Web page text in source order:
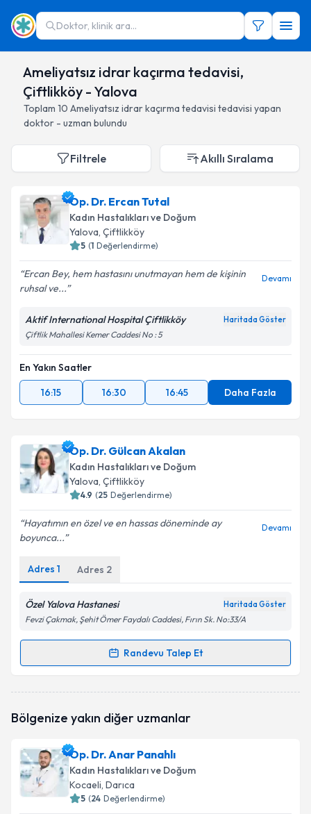
Doktor, klinik ara...
Ameliyatsız idrar kaçırma tedavisi,
Çiftlikköy - Yalova
Toplam 10 Ameliyatsız idrar kaçırma tedavisi tedavisi yapan
doktor - uzman bulundu
Filtrele Akıllı Sıralama
Op. Dr. Ercan Tutal
Kadın Hastalıkları ve Doğum
Yalova, Çiftlikköy
5 (1 Değerlendirme)
Ercan Bey, hem hastasını unutmayan hem de kişinin
ruhsal ve...
Devamı
Aktif International Hospital Çiftlikköy Haritada Göster
Çiftlik Mahallesi Kemer Caddesi No : 5
En Yakın Saatler
16:15
16:30 16:45 Daha Fazla
Op. Dr. Gülcan Akalan
Kadın Hastalıkları ve Doğum
Yalova, Çiftlikköy
4.9 (25 Değerlendirme)
Hayatımın en özel ve en hassas döneminde ay
boyunca...
Devamı
Adres 1 Adres 2
Özel Yalova Hastanesi Haritada Göster
Fevzi Çakmak, Şehit Ömer Faydalı Caddesi, Fırın Sk. No:33/A
Randevu Talep Et
Randevu Takvimi Talebi
oluşturun. Size bu uzmandan randevu almanız için bir
E-posta Adresiniz
Bölgenize yakın diğer uzmanlar
Op. Dr. Anar Panahlı
Kadın Hastalıkları ve Doğum
Kocaeli, Darıca
5 (24 Değerlendirme)